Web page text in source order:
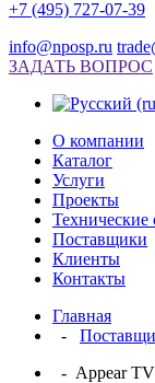
+7 (495) 727-07-39
info@nposp.ru
ЗАДАТЬ ВОПРОС
О компании
Каталог
Услуги
Проекты
Технические
Поставщики
Клиенты
Контакты
Главная
-
- Appear TV